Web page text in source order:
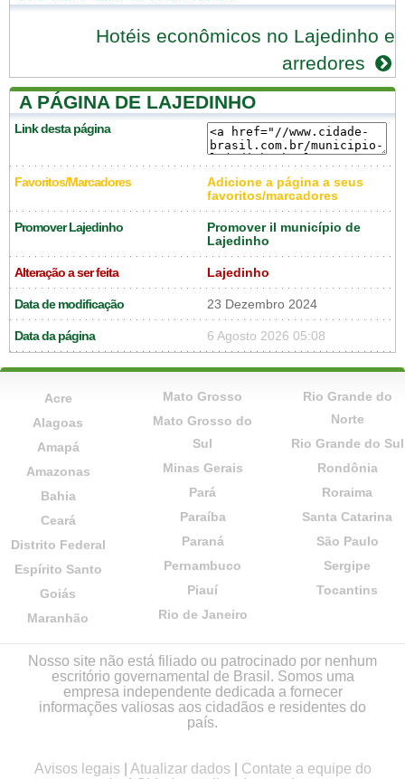
Hotéis econômicos no Lajedinho e
arredores
A PÁGINA DE LAJEDINHO
Link desta página
Favoritos/Marcadores
Adicione a página a seus
favoritos/marcadores
Promover Lajedinho
Promover il município de
Lajedinho
Alteração a ser feita Lajedinho
Data de modificação 23 Dezembro 2024
Data da página 6 Agosto 2026 05:08
Acre
Alagoas
Amapá
Amazonas
Bahia
Ceará
Distrito Federal
Espírito Santo
Goiás
Maranhão
Mato Grosso
Mato Grosso do
Sul
Minas Gerais
Pará
Paraíba
Paraná
Pernambuco
Piauí
Rio de Janeiro
Rio Grande do
Norte
Rio Grande do Sul
Rondônia
Roraima
Santa Catarina
São Paulo
Sergipe
Tocantins
Nosso site não está filiado ou patrocinado por nenhum
escritório governamental de Brasil. Somos uma
empresa independente dedicada a fornecer
informações valiosas aos cidadãos e residentes do
país.
Avisos legais Atualizar dados
Contate a equipe do